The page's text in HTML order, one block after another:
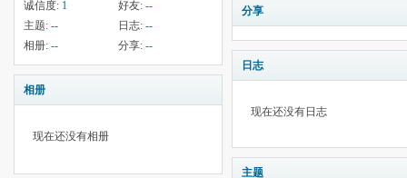
诚信度: 1 好友: --
主题: -- 日志: --
相册: -- 分享: --
相册
现在还没有相册
分享
日志
现在还没有日志
主题